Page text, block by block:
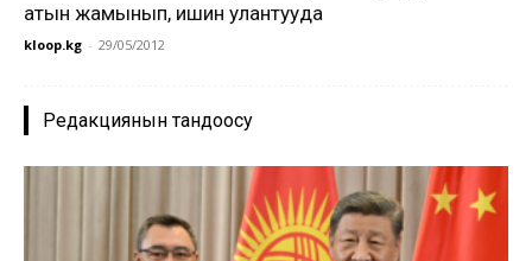
атын жамынып, ишин улантууда
kloop.kg - 29/05/2012
Редакциянын тандоосу